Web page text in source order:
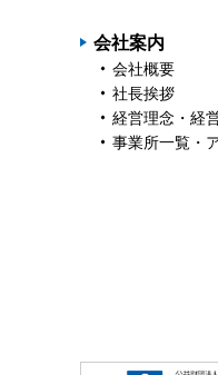
会社案内
会社概要
社長挨拶
経営理念・経
事業所一覧・